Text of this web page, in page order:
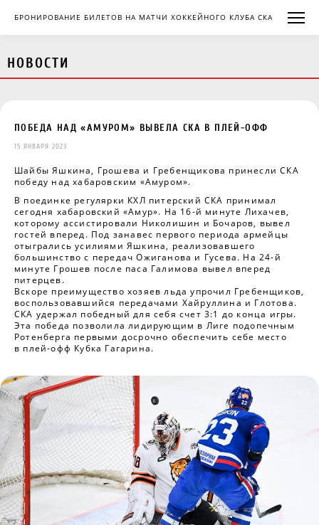
БРОНИРОВАНИЕ БИЛЕТОВ НА МАТЧИ ХОККЕЙНОГО КЛУБА СКА
НОВОСТИ
ПОБЕДА НАД «АМУРОМ» ВЫВЕЛА СКА В ПЛЕЙ-ОФФ
15 ЯНВАРЯ 2023
Шайбы Яшкина, Грошева и Гребенщикова принесли СКА
победу над хабаровским «Амуром».
В поединке регулярки КХЛ питерский СКА принимал
сегодня хабаровский «Амур». На 16-й минуте Лихачев,
которому ассистировали Николишин и Бочаров, вывел
гостей вперед. Под занавес первого периода армейцы
отыгрались усилиями Яшкина, реализовавшего
большинство с передач Ожиганова и Гусева. На 24-й
минуте Грошев после паса Галимова вывел вперед
питерцев.
Вскоре преимущество хозяев льда упрочил Гребенщиков,
воспользовавшийся передачами Хайруллина и Глотова.
СКА удержал победный для себя счет 3:1 до конца игры.
Эта победа позволила лидирующим в Лиге подопечным
Ротенберга первыми досрочно обеспечить себе место
в плей-офф Кубка Гагарина.